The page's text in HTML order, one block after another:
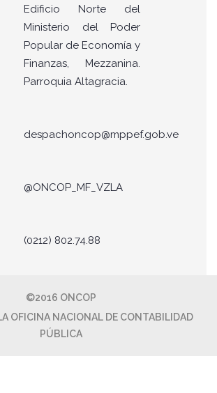
Edificio Norte del
Ministerio del Poder
Popular de Economía y
Finanzas, Mezzanina.
Parroquia Altagracia.
despachoncop@mppef.gob.ve
@ONCOP_MF_VZLA
(0212) 802.74.88
©2016 ONCOP
OFICINA NACIONAL DE CONTABILIDAD
PÚBLICA